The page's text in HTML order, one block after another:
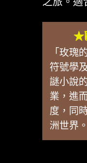
★
「玫瑰
符號學
謎小說
業，進
度，同
洲世界。